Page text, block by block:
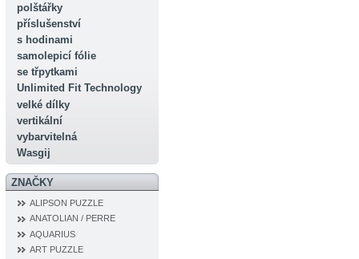
polštářky
příslušenství
s hodinami
samolepicí fólie
se třpytkami
Unlimited Fit Technology
velké dílky
vertikální
vybarvitelná
Wasgij
ZNAČKY
ALIPSON PUZZLE
ANATOLIAN / PERRE
AQUARIUS
ART PUZZLE